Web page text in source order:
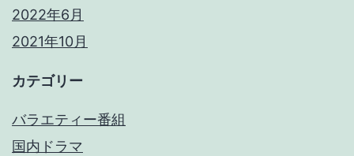
2022年6月
2021年10月
カテゴリー
バラエティー番組
国内ドラマ